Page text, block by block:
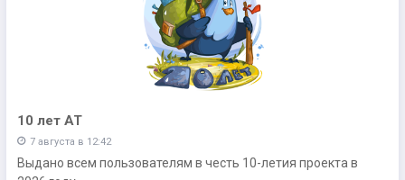
10 лет АТ
7 августа в 12:42
Выдано всем пользователям в честь 10-летия проекта в